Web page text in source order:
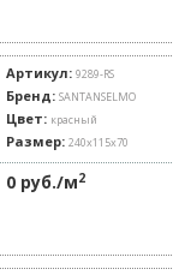
Артикул: 9289-RS
Бренд: SANTANSELMO
Цвет: красный
Размер: 240x115x70
0 руб./м2